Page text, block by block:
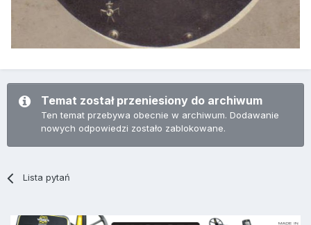
Temat został przeniesiony do archiwum
Ten temat przebywa obecnie w archiwum. Dodawanie
nowych odpowiedzi zostało zablokowane.
Lista pytań